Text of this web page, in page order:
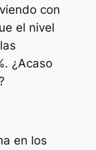
con
el nivel
¿Acaso
en los